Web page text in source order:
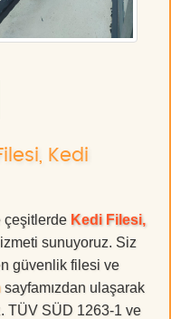
Kedi
çeşitlerde Kedi Filesi,
sunuyoruz. Siz
güvenlik filesi ve
sayfamızdan ulaşarak
TÜV SÜD 1263-1 ve